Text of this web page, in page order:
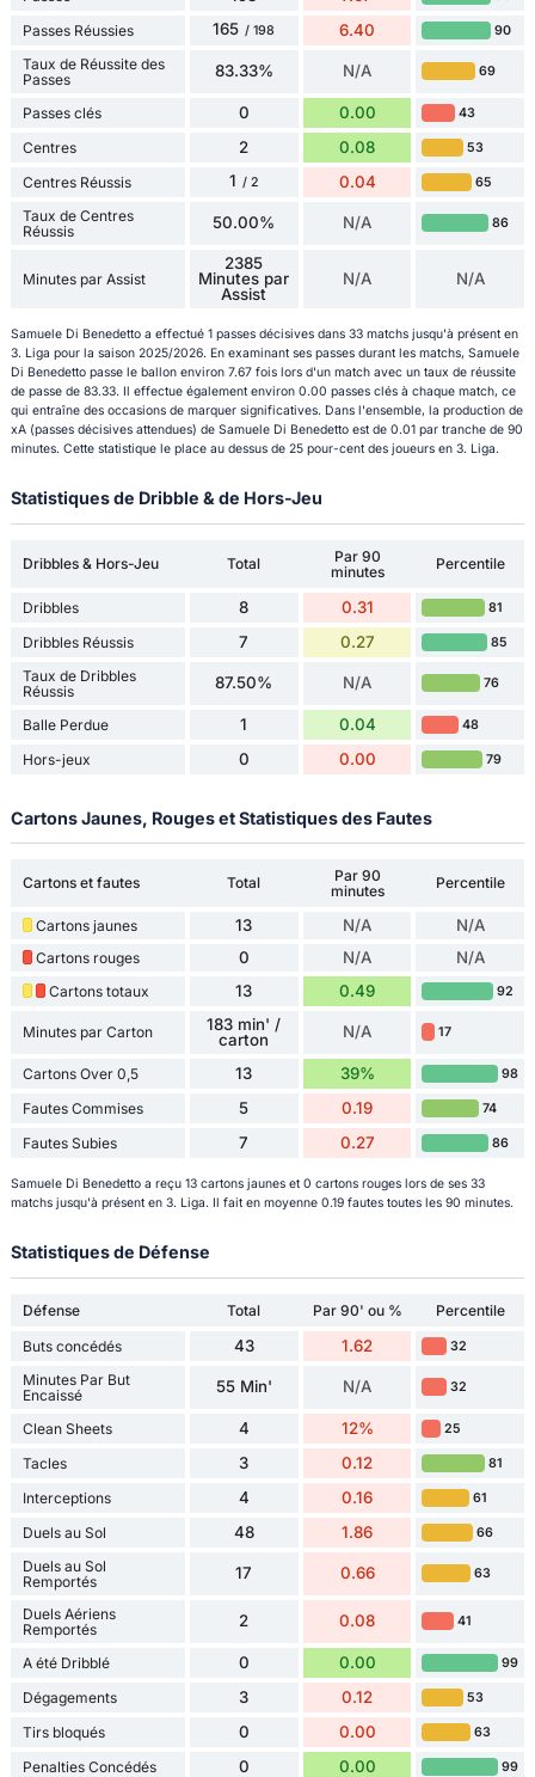
Passes Réussies 165 / 198 6.40 90
Taux de Réussite des
Passes
83.33% N/A 69
Passes clés 0 0.00 43
Centres 2 0.08 53
Centres Réussis 1 / 2 0.04 65
Taux de Centres
Réussis
50.00% N/A 86
Minutes par Assist
2385
Minutes par
Assist
N/A N/A
Samuele Di Benedetto a effectué 1 passes décisives dans 33 matchs jusqu'à présent en
3. Liga pour la saison 2025/2026. En examinant ses passes durant les matchs, Samuele
Di Benedetto passe le ballon environ 7.67 fois lors d'un match avec un taux de réussite
de passe de 83.33. Il effectue également environ 0.00 passes clés à chaque match, ce
qui entraîne des occasions de marquer significatives. Dans l'ensemble, la production de
xA (passes décisives attendues) de Samuele Di Benedetto est de 0.01 par tranche de 90
minutes. Cette statistique le place au dessus de 25 pour-cent des joueurs en 3. Liga.
Statistiques de Dribble & de Hors-Jeu
Dribbles & Hors-Jeu Total
Par 90
minutes
Percentile
Dribbles 8 0.31 81
Dribbles Réussis 7 0.27 85
Taux de Dribbles
Réussis
87.50% N/A 76
Balle Perdue 1 0.04 48
Hors-jeux 0 0.00 79
Cartons Jaunes, Rouges et Statistiques des Fautes
Cartons et fautes Total
Par 90
minutes
Percentile
Cartons jaunes 13 N/A N/A
Cartons rouges 0 N/A N/A
Cartons totaux 13 0.49 92
Minutes par Carton
183 min' /
carton
N/A 17
Cartons Over 0,5 13 39% 98
Fautes Commises 5 0.19 74
Fautes Subies 7 0.27 86
Samuele Di Benedetto a reçu 13 cartons jaunes et 0 cartons rouges lors de ses 33
matchs jusqu'à présent en 3. Liga. Il fait en moyenne 0.19 fautes toutes les 90 minutes.
Statistiques de Défense
Défense Total Par 90' ou %
Percentile
Buts concédés
43 1.62 32
Minutes Par But
Encaissé
55 Min' N/A 32
Clean Sheets 4 12% 25
Tacles 3 0.12 81
Interceptions 4 0.16 61
Duels au Sol 48 1.86 66
Duels au Sol
Remportés
17 0.66 63
Duels Aériens
Remportés
2 0.08 41
A été Dribblé 0 0.00 99
Dégagements 3 0.12 53
Tirs bloqués 0 0.00 63
Penalties Concédés 0 0.00 99